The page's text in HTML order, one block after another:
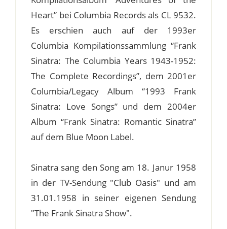
Heart” bei Columbia Records als CL 9532.
Es erschien auch auf der 1993er
Columbia Kompilationssammlung “Frank
Sinatra: The Columbia Years 1943-1952:
The Complete Recordings”, dem 2001er
Columbia/Legacy Album “1993 Frank
Sinatra: Love Songs” und dem 2004er
Album “Frank Sinatra: Romantic Sinatra”
auf dem Blue Moon Label.
Sinatra sang den Song am 18. Janur 1958
in der TV-Sendung "Club Oasis" und am
31.01.1958 in seiner eigenen Sendung
"The Frank Sinatra Show".